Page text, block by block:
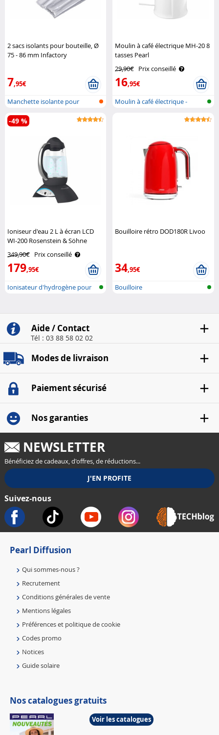
2 sacs isolants pour bouteille, Ø
75 - 86 mm Infactory
7,95€
Manchette isolante pour
bouteille
Moulin à café électrique MH-20 8
tasses Pearl
29,90€ Prix conseillé
16,95€
Moulin à café électrique -
Ioniseur d'eau 2 L à écran LCD
WI-200 Rosenstein & Söhne
349,90€ Prix conseillé
179,95€
-49 %
Ionisateur d'hydrogène pour
Bouilloire rétro DOD180R Livoo
34,95€
Bouilloire
Aide / Contact
Tél : 03 88 58 02 02
Modes de livraison
Paiement sécurisé
Nos garanties
NEWSLETTER
Bénéficiez de cadeaux, d'offres, de réductions...
Suivez-nous
Pearl Diffusion
Qui sommes-nous ?
Recrutement
Conditions générales de vente
Mentions légales
Préférences et politique de cookie
Codes promo
Notices
Guide solaire
Nos catalogues gratuits
Voir les catalogues